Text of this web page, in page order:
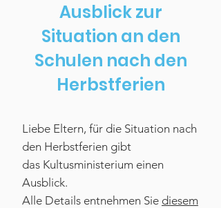
Ausblick zur
Situation an den
Schulen nach den
Herbstferien
Liebe Eltern, für die Situation nach
den Herbstferien gibt
das Kultusministerium einen
Ausblick.
Alle Details entnehmen Sie diesem